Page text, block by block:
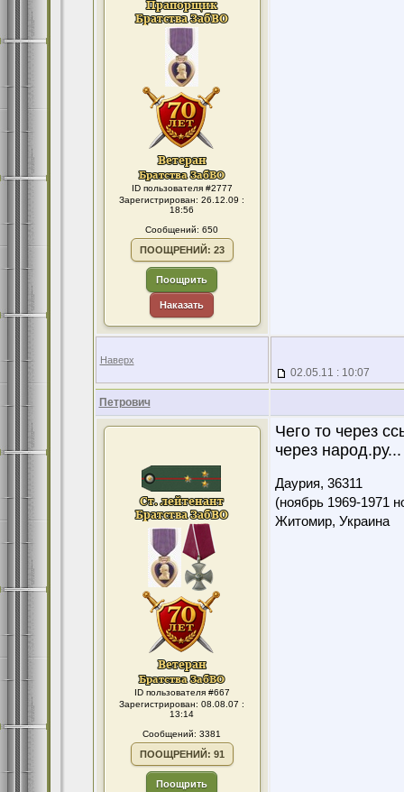
ID пользователя #2777
Зарегистрирован: 26.12.09 :
18:56
Сообщений: 650
ПООЩРЕНИЙ: 23
Поощрить
Наказать
Наверх
02.05.11 : 10:07
Петрович
ID пользователя #667
Зарегистрирован: 08.08.07 :
13:14
Сообщений: 3381
ПООЩРЕНИЙ: 91
Поощрить
Чего то через
через народ.ру...
Даурия, 36311
(ноябрь 1969-1971
Житомир, Украина